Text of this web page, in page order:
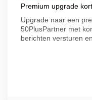
Premium upgrade
Upgrade naar een
50PlusPartner met
berichten versturen